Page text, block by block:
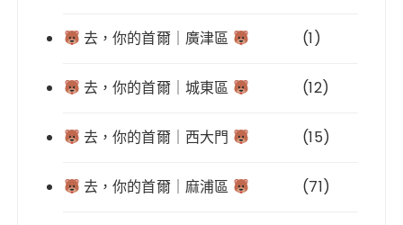
去，你的首爾｜廣津區 (1)
去，你的首爾｜城東區 (12)
去，你的首爾｜西大門 (15)
去，你的首爾｜麻浦區 (71)